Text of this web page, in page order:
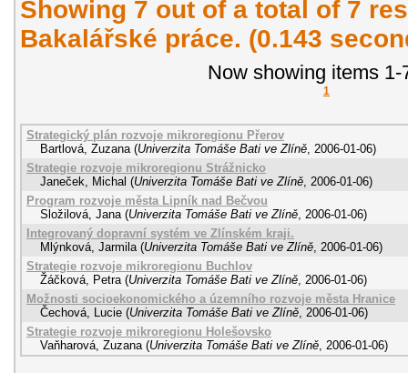
Showing 7 out of a total of 7
Bakalářské práce. (0.143
Now showing items 1-
1
Strategický plán rozvoje mikroregionu Přerov
Bartlová, Zuzana (Univerzita Tomáše Bati ve Zlíně, 2006-01-06)
Strategie rozvoje mikroregionu Strážnicko
Janeček, Michal (Univerzita Tomáše Bati ve Zlíně, 2006-01-06)
Program rozvoje města Lipník nad Bečvou
Složilová, Jana (Univerzita Tomáše Bati ve Zlíně, 2006-01-06)
Integrovaný dopravní systém ve Zlínském kraji.
Mlýnková, Jarmila (Univerzita Tomáše Bati ve Zlíně, 2006-01-06)
Strategie rozvoje mikroregionu Buchlov
Žáčková, Petra (Univerzita Tomáše Bati ve Zlíně, 2006-01-06)
Možnosti socioekonomického a územního rozvoje města Hranice
Čechová, Lucie (Univerzita Tomáše Bati ve Zlíně, 2006-01-06)
Strategie rozvoje mikroregionu Holešovsko
Vaňharová, Zuzana (Univerzita Tomáše Bati ve Zlíně, 2006-01-06)